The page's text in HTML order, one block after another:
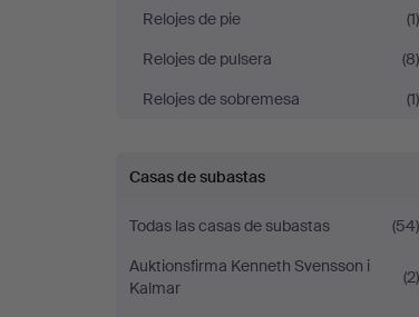
Stockholms
Auktionsverk
5
Relojes de pie
(1)
Relojes de pulsera
(8)
Relojes de sobremesa
(1)
Casas de subastas
Todas las casas de subastas
(54)
Auktionsfirma Kenneth Svensson i
Kalmar
(2)